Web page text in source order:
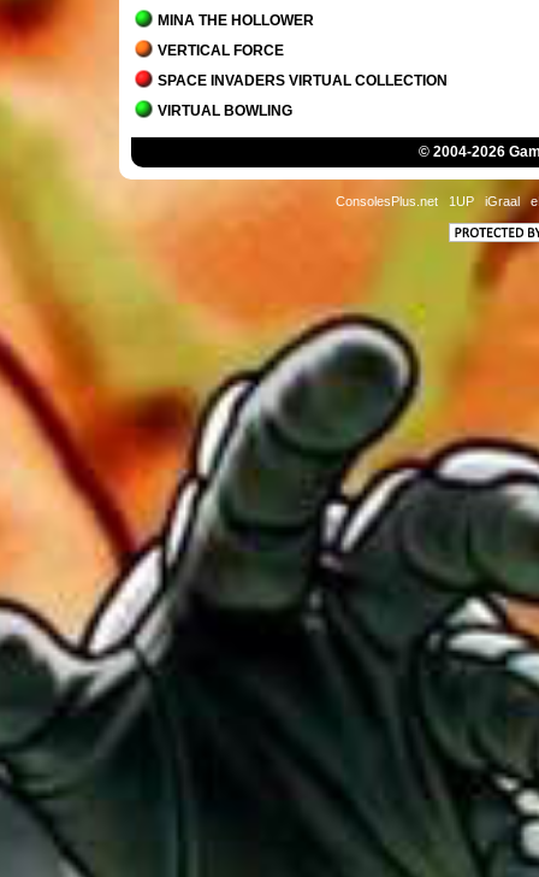
MINA THE HOLLOWER
VERTICAL FORCE
SPACE INVADERS VIRTUAL COLLECTION
VIRTUAL BOWLING
MORTAL KOMBAT 1
JACK BROS.
DETROIT - BECOME HUMAN
SUPER MARIO BROS. WONDER + RENDEZ-VOUS AU
PARC BELLABEL
GOLF
© 2004-2026
ConsolesPlus.net 1UP iGraal